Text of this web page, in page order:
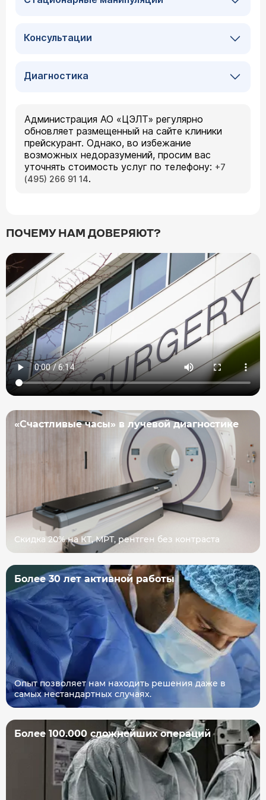
Консультации
Диагностика
Администрация АО «ЦЭЛТ» регулярно
обновляет размещенный на сайте клиники
прейскурант. Однако, во избежание
возможных недоразумений, просим вас
уточнять стоимость услуг по телефону: +7
(495) 266 91 14.
ПОЧЕМУ НАМ ДОВЕРЯЮТ?
«Счастливые часы» в лучевой диагностике
Скидка 20% на КТ, МРТ, рентген без контраста
Более 30 лет активной работы
Опыт позволяет нам находить решения даже в
самых нестандартных случаях.
Более 100.000 сложнейших операций